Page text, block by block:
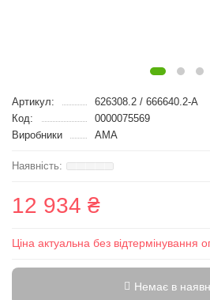
Артикул:
626308.2 / 666640.2-A
Код:
0000075569
Виробники
AMA
12 934 ₴
Ціна актуальна без відтермінування
Немає в